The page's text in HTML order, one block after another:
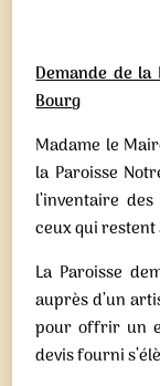
Demande de la
Bourg
Madame le
la Paroisse
l’inventaire
ceux qui
La Paroisse
auprès d’un
pour offrir un
devis fourni